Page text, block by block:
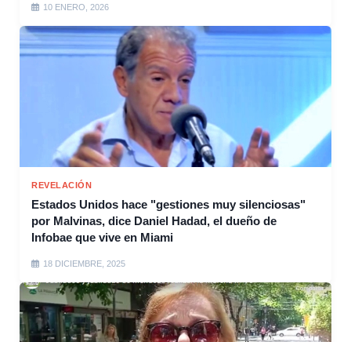
10 ENERO, 2026
REVELACIÓN
Estados Unidos hace "gestiones muy silenciosas"
por Malvinas, dice Daniel Hadad, el dueño de
Infobae que vive en Miami
18 DICIEMBRE, 2025